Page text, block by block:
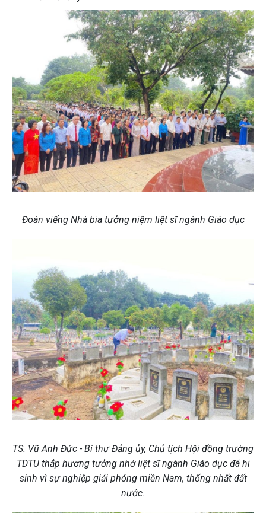
Đoàn viếng Nhà bia tưởng niệm liệt sĩ ngành Giáo dục
TS. Vũ Anh Đức - Bí thư Đảng ủy, Chủ tịch Hội đồng trường
TDTU thắp hương tưởng nhớ liệt sĩ ngành Giáo dục đã hi
sinh vì sự nghiệp giải phóng miền Nam, thống nhất đất
nước.